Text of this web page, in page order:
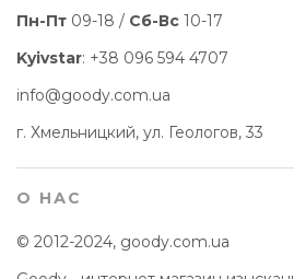
Пн-Пт 09-18 / Сб-Вс 10-17
Kyivstar: +38 096 594 4707
info@goody.com.ua
г. Хмельницкий, ул. Геологов, 33
О НАС
© 2012-2024, goody.com.ua